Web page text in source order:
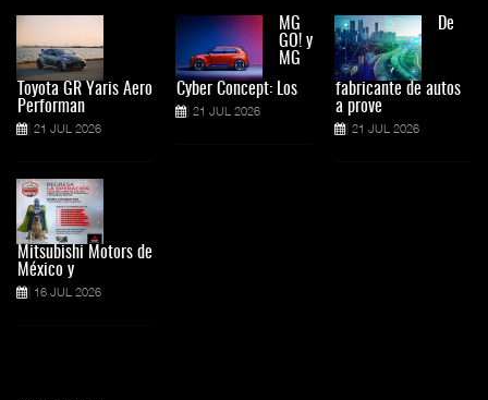
Toyota GR Yaris Aero
Performan
21 JUL 2026
Mitsubishi Motors de
México y
16 JUL 2026
MG
GO! y
MG
Cyber Concept: Los
21 JUL 2026
De
fabricante de autos
a prove
21 JUL 2026